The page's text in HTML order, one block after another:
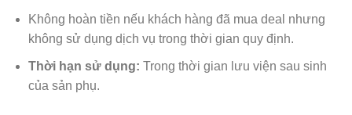
Không hoàn tiền nếu khách hàng đã mua deal nhưng
không sử dụng dịch vụ trong thời gian quy định.
Thời hạn sử dụng: Trong thời gian lưu viện sau sinh
của sản phụ.